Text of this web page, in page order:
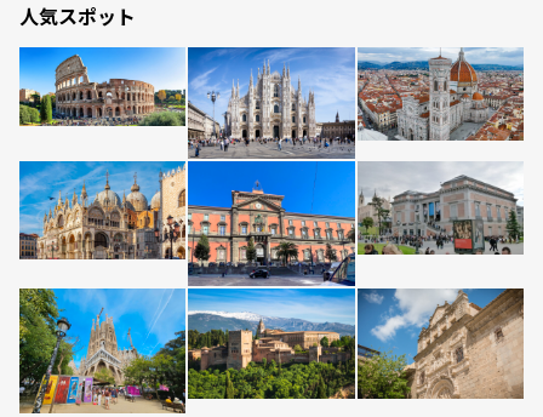
人気スポット